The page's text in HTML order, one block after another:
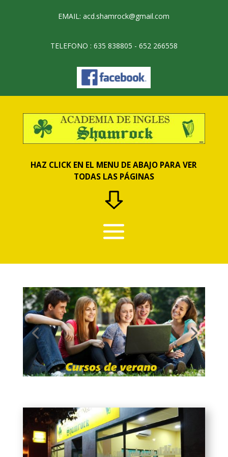
EMAIL: acd.shamrock@gmail.com
TELEFONO : 635 838805 ​- 652 266558
HAZ CLICK EN EL MENU DE ABAJO PARA VER
TODAS LAS PÁGINAS